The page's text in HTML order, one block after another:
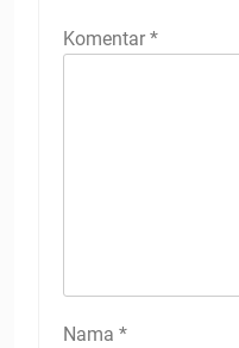
Komentar *
Nama *